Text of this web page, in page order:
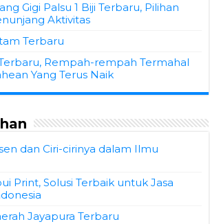
Gigi Palsu 1 Biji Terbaru, Pilihan
Aktivitas
Terbaru
Rempah-rempah Termahal
Yang Terus Naik
dan Ciri-cirinya dalam Ilmu
Print, Solusi Terbaik untuk Jasa
Jayapura Terbaru